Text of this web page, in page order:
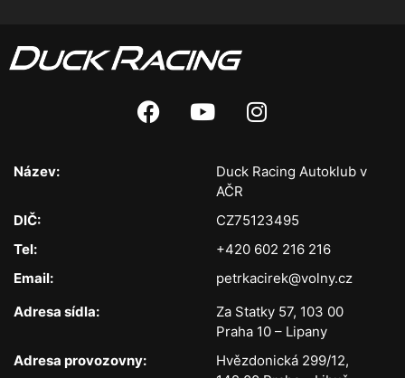
Název:
Duck Racing Autoklub v
AČR
DIČ:
CZ75123495
Tel:
+420 602 216 216
Email:
petrkacirek@volny.cz
Adresa sídla:
Za Statky 57, 103 00
Praha 10 – Lipany
Adresa provozovny:
Hvězdonická 299/12,